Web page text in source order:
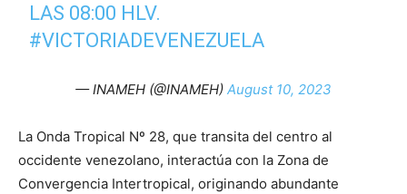
LAS 08:00 HLV.
#VICTORIADEVENEZUELA
— INAMEH (@INAMEH) August 10, 2023
La Onda Tropical Nº 28, que transita del centro al
occidente venezolano, interactúa con la Zona de
Convergencia Intertropical, originando abundante